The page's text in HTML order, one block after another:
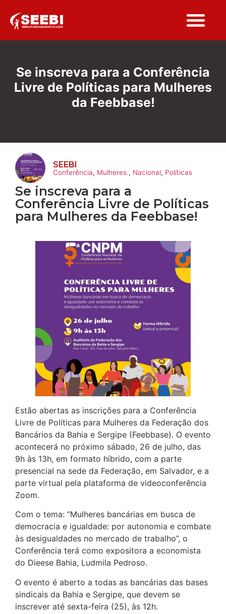
Se inscreva para a Conferência
Livre de Políticas para Mulheres
da Feebbase!
SEEBI
Conferência, Mulheres., Nacional, Políticas
Se inscreva para a
Conferência Livre de Políticas
para Mulheres da Feebbase!
Estão abertas as inscrições para a Conferência
Livre de Políticas para Mulheres da Federação dos
Bancários da Bahia e Sergipe (Feebbase). O evento
acontecerá no próximo sábado, 26 de julho, das
9h às 13h, em formato híbrido, com a parte
presencial na sede da Federação, em Salvador, e a
parte virtual pela plataforma de videoconferência
Zoom.
Com o tema: “Mulheres bancárias em busca de
democracia e igualdade: por autonomia e combate
às desigualdades no mercado de trabalho”, o
Conferência terá como expositora a economista
do Dieese Bahia, Ludmila Pedroso.
O evento é aberto a todas as bancárias das bases
sindicais da Bahia e Sergipe, que devem se
inscrever até sexta-feira (25), às 12h.